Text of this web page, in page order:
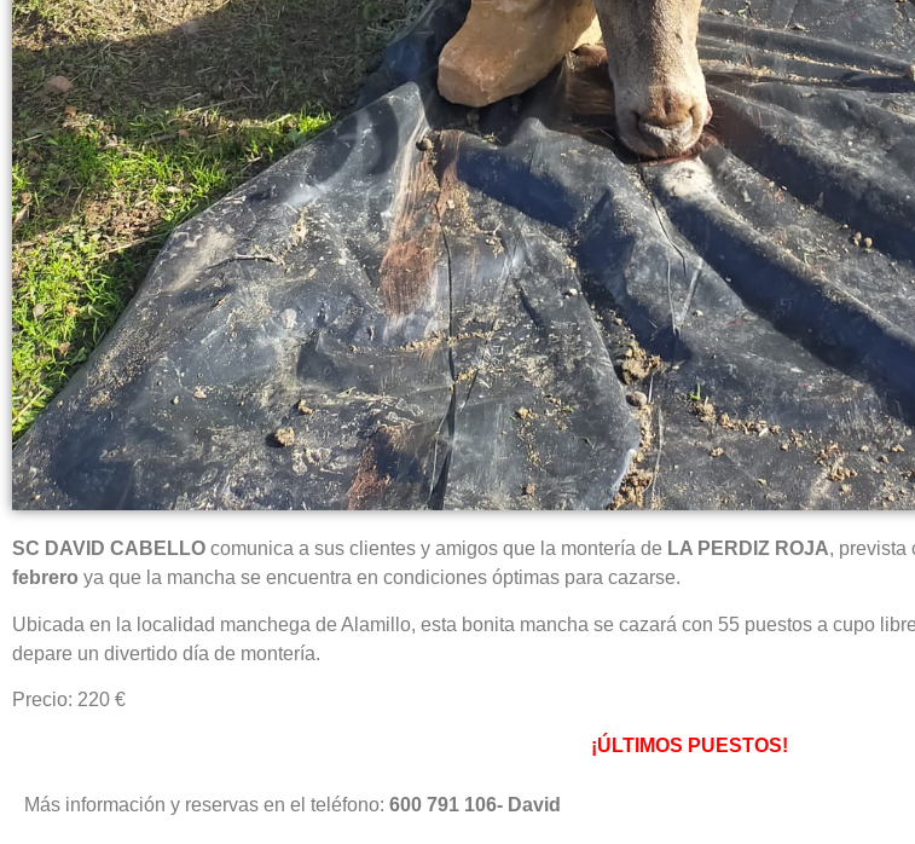
SC DAVID CABELLO comunica a sus clientes y amigos que la montería de LA PERDIZ ROJA, prevista
febrero ya que la mancha se encuentra en condiciones óptimas para cazarse.
Ubicada en la localidad manchega de Alamillo, esta bonita mancha se cazará con 55 puestos a cupo
depare un divertido día de montería.
Precio: 220 €
¡ÚLTIMOS PUESTOS!
Más información y reservas en el teléfono: 600 791 106- David